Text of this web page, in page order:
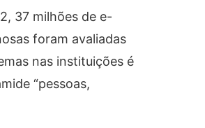
37 milhões de e-
foram avaliadas
nas instituições é
“pessoas,